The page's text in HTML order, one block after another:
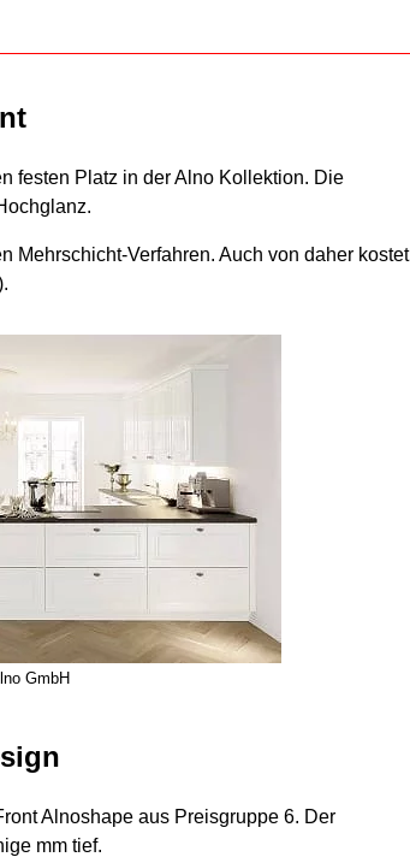
festen Platz in der Alno Kollektion. Die
Mehrschicht-Verfahren. Auch von daher kostet
GmbH
Alnoshape aus Preisgruppe 6. Der
mm tief.